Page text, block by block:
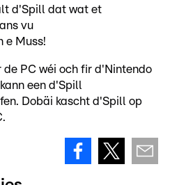
d'Spill dat wat et
vu
e Muss!
PC wéi och fir d'Nintendo
een d'Spill
Dobäi kascht d'Spill op